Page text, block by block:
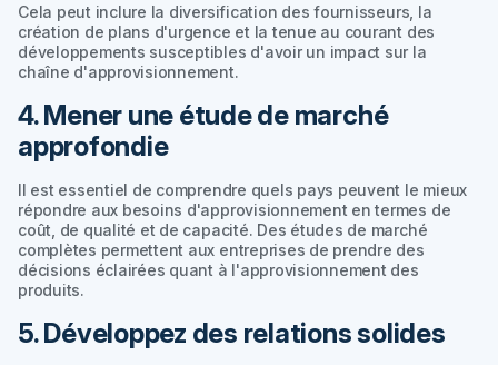
Cela peut inclure la diversification des fournisseurs, la
création de plans d'urgence et la tenue au courant des
développements susceptibles d'avoir un impact sur la
chaîne d'approvisionnement.
4. Mener une étude de marché
approfondie
Il est essentiel de comprendre quels pays peuvent le mieux
répondre aux besoins d'approvisionnement en termes de
coût, de qualité et de capacité. Des études de marché
complètes permettent aux entreprises de prendre des
décisions éclairées quant à l'approvisionnement des
produits.
5. Développez des relations solides